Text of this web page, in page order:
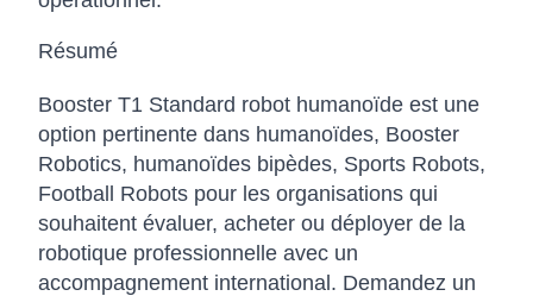
Résumé
Booster T1 Standard robot humanoïde est une
option pertinente dans humanoïdes, Booster
Robotics, humanoïdes bipèdes, Sports Robots,
Football Robots pour les organisations qui
souhaitent évaluer, acheter ou déployer de la
robotique professionnelle avec un
accompagnement international. Demandez un